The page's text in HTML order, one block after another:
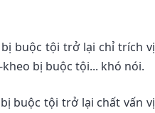
buộc tội trở lại chỉ trích vị
bị buộc tội... khó nói.
buộc tội trở lại chất vấn vị